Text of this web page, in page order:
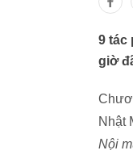
9 tác
giờ
Nhật
Nội